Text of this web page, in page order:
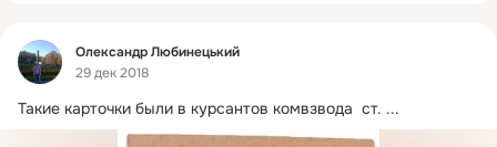
Фид
Олександр Любинецький
29 дек 2018
Такие карточки были в курсантов комвзвода  ст. ...